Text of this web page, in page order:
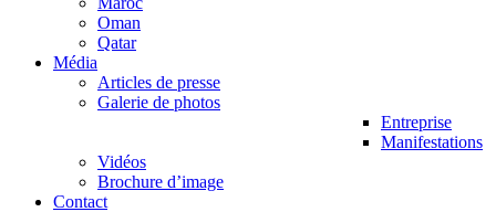
Oman
Qatar
Média
Articles de presse
Galerie de photos
Entreprise
Manifestations
Vidéos
Brochure d’image
Contact